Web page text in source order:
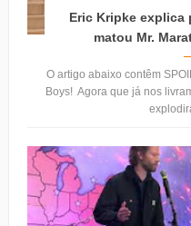
Eric Kripke explica
matou Mr.
O artigo abaixo contêm
Boys! Agora que já nos